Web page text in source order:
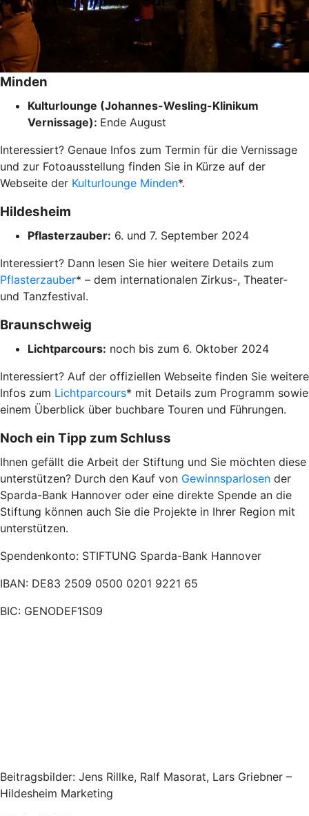
Minden
Kulturlounge (Johannes-Wesling-Klinikum
Vernissage): Ende August
Interessiert? Genaue Infos zum Termin für die Vernissage
und zur Fotoausstellung finden Sie in Kürze auf der
Webseite der Kulturlounge Minden*.
Hildesheim
Pflasterzauber: 6. und 7. September 2024
Interessiert? Dann lesen Sie hier weitere Details zum
Pflasterzauber* – dem internationalen Zirkus-, Theater-
und Tanzfestival.
Braunschweig
Lichtparcours: noch bis zum 6. Oktober 2024
Interessiert? Auf der offiziellen Webseite finden Sie weitere
Infos zum Lichtparcours* mit Details zum Programm sowie
einem Überblick über buchbare Touren und Führungen.
Noch ein Tipp zum Schluss
Ihnen gefällt die Arbeit der Stiftung und Sie möchten diese
unterstützen? Durch den Kauf von Gewinnsparlosen der
Sparda-Bank Hannover oder eine direkte Spende an die
Stiftung können auch Sie die Projekte in Ihrer Region mit
unterstützen.
Spendenkonto: STIFTUNG Sparda-Bank Hannover
IBAN: DE83 2509 0500 0201 9221 65
BIC: GENODEF1S09
Beitragsbilder: Jens Rillke, Ralf Masorat, Lars Griebner –
Hildesheim Marketing